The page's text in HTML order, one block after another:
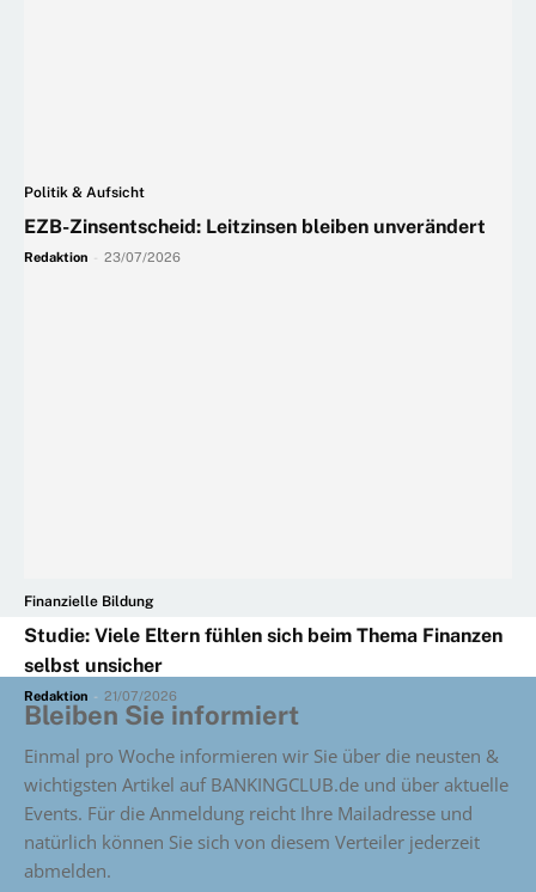
Politik & Aufsicht
EZB-Zinsentscheid: Leitzinsen bleiben unverändert
Redaktion 23/07/2026
Finanzielle Bildung
Studie: Viele Eltern fühlen sich beim Thema Finanzen
selbst unsicher
Redaktion - 21/07/2026
Bleiben Sie informiert
Einmal pro Woche informieren wir Sie über die neusten &
wichtigsten Artikel auf BANKINGCLUB.de und über aktuelle
Events. Für die Anmeldung reicht Ihre Mailadresse und
natürlich können Sie sich von diesem Verteiler jederzeit
abmelden.